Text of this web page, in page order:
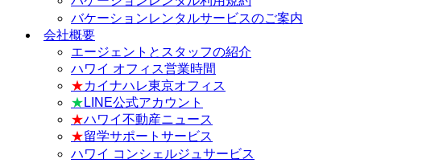
バケーションレンタルサービスのご案内
会社概要
エージェントとスタッフの紹介
ハワイ オフィス営業時間
★カイナハレ東京オフィス
★ LINE公式アカウント
★ハワイ不動産ニュース
★留学サポートサービス
ハワイ コンシェルジュサービス